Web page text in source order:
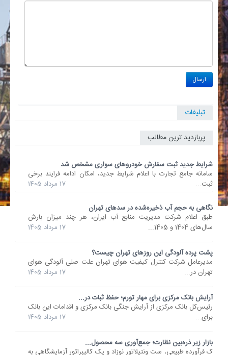
تبلیغات
پربازدید ترین مطالب
شرایط جدید ثبت سفارش خودروهای سواری مشخص شد
سامانه جامع تجارت با اعلام شرایط جدید، امکان ادامه فرایند برخی
ثبت...
17 مرداد 1405
نگاهی به حجم آب ذخیره‌شده در سدهای تهران
طبق اعلام شرکت مدیریت منابع آب ایران، هر چند میزان بارش
سال‌های 1404 و 1405...
17 مرداد 1405
پشت پرده آلودگی این روزهای تهران چیست؟
مدیرعامل شرکت کنترل کیفیت هوای تهران علت صلی آلودگی هوای
تهران در...
17 مرداد 1405
آرایش بانک مرکزی برای مهار تورم؛ حفظ ثبات در...
رئیس‌کل بانک مرکزی از آرایش جنگی بانک مرکزی و اقدامات این بانک
برای...
17 مرداد 1405
بازار زیر ذره‌بین نظارت؛ جمع‌آوری سه محصول...
ک فرآورده طبیعی، ست ونتیلاتور نوزاد و یک کالیبراتور آزمایشگاهی به